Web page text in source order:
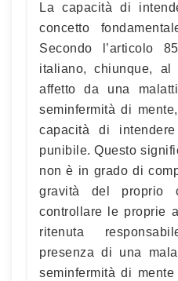
La capacità di
concetto
Secondo l’articolo
italiano, chiunque,
affetto da una
seminfermità di
capacità di
punibile. Questo
non è in grado di
gravità del proprio
controllare le proprie
ritenuta
presenza di una
seminfermità di